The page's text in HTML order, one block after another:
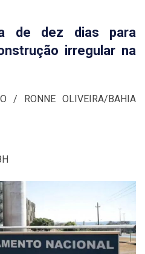
de dez dias para
irregular na
/ RONNE OLIVEIRA/BAHIA